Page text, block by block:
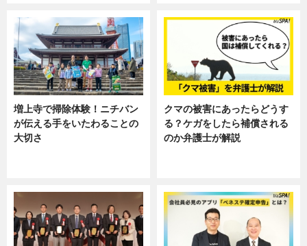
増上寺で掃除体験！ニチバン
が伝える手をいたわることの
大切さ
クマの被害にあったらどうす
る？ケガをしたら補償される
のか弁護士が解説